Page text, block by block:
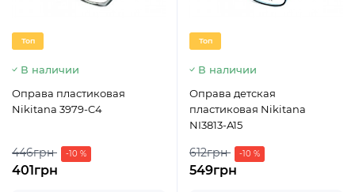
Топ
В наличии
Оправа пластиковая
Nikitana 3979-C4
446грн -10 %
401грн
Топ
В наличии
Оправа детская
пластиковая Nikitana
NI3813-A15
612грн -10 %
549грн